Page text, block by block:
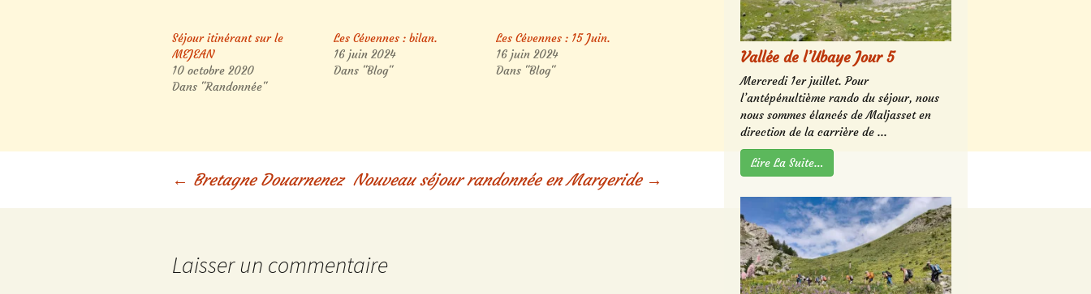
Séjour itinérant sur le
MEJEAN
10 octobre 2020
Dans "Randonnée"
Les Cévennes : bilan.
16 juin 2024
Dans "Blog"
Les Cévennes : 15 Juin.
16 juin 2024
Dans "Blog"
Navigation
← Bretagne Douarnenez Nouveau séjour randonnée en Margeride →
Laisser un commentaire
Vallée de l’Ubaye Jour 5
Mercredi 1er juillet. Pour
l’antépénultième rando du séjour, nous
nous sommes élancés de Maljasset en
direction de la carrière de ...
Lire La Suite…